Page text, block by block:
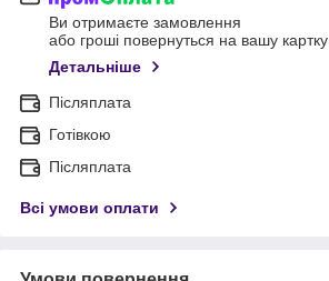
Ви отримаєте замовлення
або гроші повернуться на вашу картку
Детальніше
Післяплата
Готівкою
Післяплата
Всі умови оплати